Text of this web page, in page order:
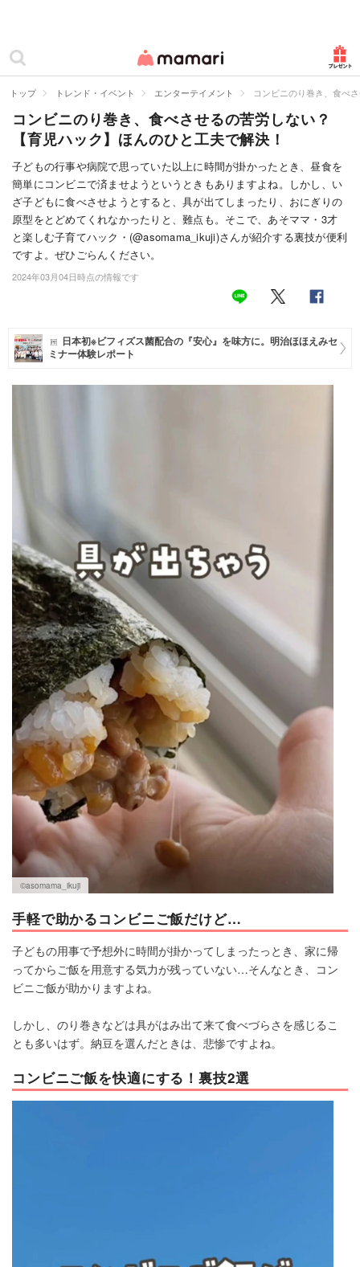
ママリ
カテゴリー一覧
妊娠
出産
赤ちゃん・育児
子育て・家族
病院
美容・ファッション
住まい
マネー
トップ トレンド・イベント エンターテイメント コンビニのり巻き、食べ
コンビニのり巻き、食べさせるの苦労しない？
【育児ハック】ほんのひと工夫で解決！
子どもの行事や病院で思っていた以上に時間が掛かったとき、昼食を
簡単にコンビニで済ませようというときもありますよね。しかし、い
ざ子どもに食べさせようとすると、具が出てしまったり、おにぎりの
原型をとどめてくれなかったりと、難点も。そこで、あそママ・3才
と楽しむ子育てハック・(@asomama_ikuji)さんが紹介する裏技が便利
ですよ。ぜひごらんください。
2024年03月04日時点の情報です
日本初※ビフィズス菌配合の『安心』を味方に。明治ほほえみセ
ミナー体験レポート
©asomama_ikuji
手軽で助かるコンビニご飯だけど…
子どもの用事で予想外に時間が掛かってしまったっとき、家に帰
ってからご飯を用意する気力が残っていない…そんなとき、コン
ビニご飯が助かりますよね。
しかし、のり巻きなどは具がはみ出て来て食べづらさを感じるこ
とも多いはず。納豆を選んだときは、悲惨ですよね。
コンビニご飯を快適にする！裏技2選